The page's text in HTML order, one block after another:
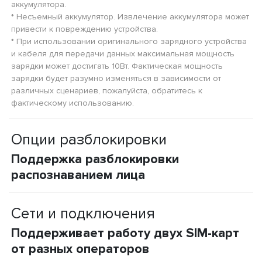
аккумулятора.
* Несъемный аккумулятор. Извлечение аккумулятора может
привести к повреждению устройства.
* При использовании оригинального зарядного устройства
и кабеля для передачи данных максимальная мощность
зарядки может достигать 10Вт. Фактическая мощность
зарядки будет разумно изменяться в зависимости от
различных сценариев, пожалуйста, обратитесь к
фактическому использованию.
Опции разблокировки
Поддержка разблокировки
распознаванием лица
Сети и подключения
Поддерживает работу двух SIM-карт
от разных операторов